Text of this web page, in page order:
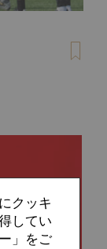
クッキ
してい
」をご